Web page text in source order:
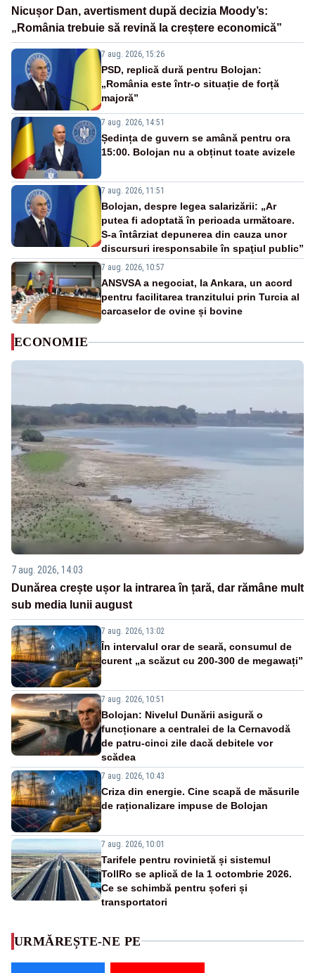
Nicușor Dan, avertisment după decizia Moody’s:
„România trebuie să revină la creștere economică”
7 aug. 2026, 15:26
PSD, replică dură pentru Bolojan:
„România este într-o situație de forță
majoră”
7 aug. 2026, 14:51
Ședința de guvern se amână pentru ora
15:00. Bolojan nu a obținut toate avizele
7 aug. 2026, 11:51
Bolojan, despre legea salarizării: „Ar
putea fi adoptată în perioada următoare.
S-a întârziat depunerea din cauza unor
discursuri iresponsabile în spaţiul public”
7 aug. 2026, 10:57
ANSVSA a negociat, la Ankara, un acord
pentru facilitarea tranzitului prin Turcia al
carcaselor de ovine și bovine
ECONOMIE
7 aug. 2026, 14:03
Dunărea crește ușor la intrarea în țară, dar rămâne mult
sub media lunii august
7 aug. 2026, 13:02
În intervalul orar de seară, consumul de
curent „a scăzut cu 200-300 de megawați”
7 aug. 2026, 10:51
Bolojan: Nivelul Dunării asigură o
funcționare a centralei de la Cernavodă
de patru-cinci zile dacă debitele vor
scădea
7 aug. 2026, 10:43
Criza din energie. Cine scapă de măsurile
de raționalizare impuse de Bolojan
7 aug. 2026, 10:01
Tarifele pentru rovinietă și sistemul
TollRo se aplică de la 1 octombrie 2026.
Ce se schimbă pentru șoferi și
transportatori
URMĂREȘTE-NE PE